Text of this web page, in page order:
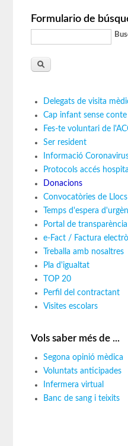
Formulario de
Delegats de visita
Cap infant sense conte
Fes-te voluntari de
Ser resident
Informació
Protocols accés
Donacions
Convocatòries de Llocs
Temps d'espera
Portal de
e-Fact / Factura
Treballa amb nosaltres
Pla d'igualtat
TOP 20
Perfil del contractant
Visites escolars
Vols saber més de ...
Segona opinió mèdica
Voluntats anticipades
Infermera virtual
Banc de sang i teixits